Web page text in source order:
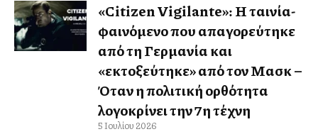
«Citizen Vigilante»: Η ταινία-
φαινόμενο που απαγορεύτηκε
από τη Γερμανία και
«εκτοξεύτηκε» από τον Μασκ –
Όταν η πολιτική ορθότητα
λογοκρίνει την 7η τέχνη
5 Ιουλίου 2026